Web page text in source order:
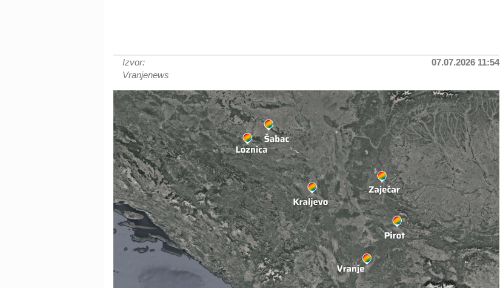
Izvor:
Vranjenews
07.07.2026 11:54